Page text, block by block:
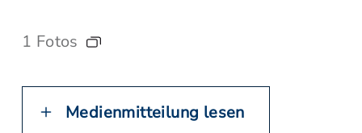
1 Fotos
Medienmitteilung lesen